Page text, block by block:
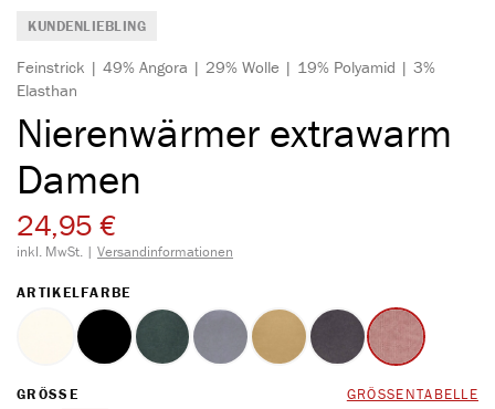
KUNDENLIEBLING
Feinstrick | 49% Angora | 29% Wolle | 19% Polyamid | 3%
Elasthan
Nierenwärmer extrawarm
Damen
24,95 €
inkl. MwSt. | Versandinformationen
ARTIKELFARBE
wollweiß schwarz pinie saphir
(Diese Option ist zurzeit nicht verfügbar.)
sandstein basalt waldbeere
GRÖSSE AUSWÄHLEN GRÖSSENTABELLE